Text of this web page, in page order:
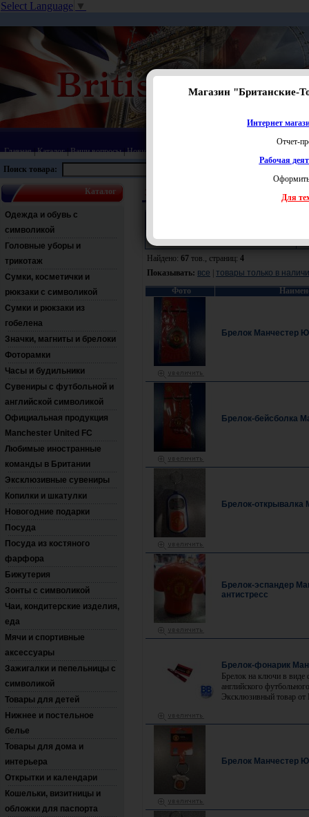
Select Language ▼
Главная|Каталог|Ваши вопросы|Новинки
Поиск товара:
Каталог
Одежда и обувь с
символикой
Головные уборы и
трикотаж
Сумки, косметички и
рюкзаки с символикой
Сумки и рюкзаки из
гобелена
Значки, магниты и брелоки
Фоторамки
Часы и будильники
Сувениры с футбольной и
английской символикой
Официальная продукция
Manchester United FC
Любимые иностранные
команды в Британии
Эксклюзивные сувениры
Копилки и шкатулки
Новогодние подарки
Посуда
Посуда из костяного
фарфора
Бижутерия
Зонты с символикой
Чаи, кондитерские изделия,
еда
Мячи и спортивные
аксессуары
Зажигалки и пепельницы с
символикой
Товары для детей
Нижнее и постельное
белье
Товары для дома и
интерьера
Открытки и календари
Кошельки, визитницы и
обложки для паспорта
Брелоки
Раздел:
Найдено: 67 тов., страниц: 4
Показывать: все
товары только в
Фото
Брелок Манчестер
Брелок-бейсболка
Брелок-открывалка
Брелок-эспандер
антистресс
Брелок-фонарик
Брелок на ключи в виде
английского
Эксклюзивный товар
Брелок Манчестер
Магазин "Британские-
Интернет
Отчет-
Рабочая
Для